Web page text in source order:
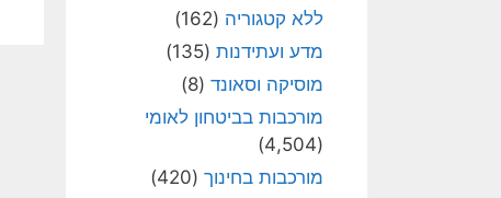
ללא קטגוריה (162)
מדע ועתידנות (135)
מוסיקה וסאונד (8)
מורכבות בביטחון לאומי
(4,504)
מורכבות בחינוך (420)